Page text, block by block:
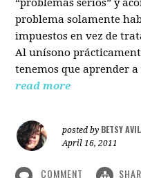
“problemas serios” y
problema solamente
impuestos en vez de
Al unísono
tenemos que aprender
read more
posted by BETSY
April 16, 2011
COMMENT